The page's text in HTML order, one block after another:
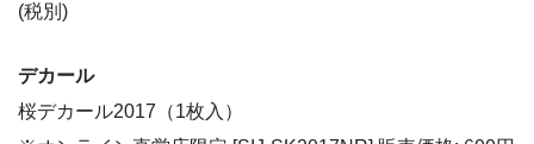
(税別)
デカール
桜デカール2017（1枚入）